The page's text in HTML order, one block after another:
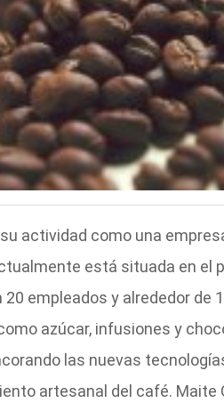
actividad como una
está situada en el
20 empleados y alrededor de
azúcar, infusiones y
las nuevas
artesanal del café. Maite